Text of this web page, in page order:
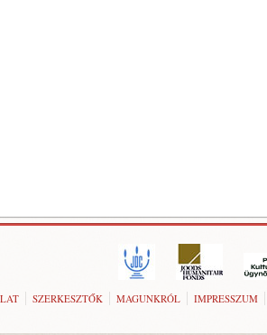
SZERKESZTŐK MAGUNKRÓL IMPRESSZUM